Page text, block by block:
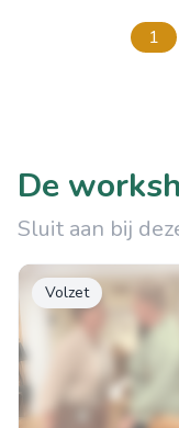
1
De
Sluit aan bij
Volzet